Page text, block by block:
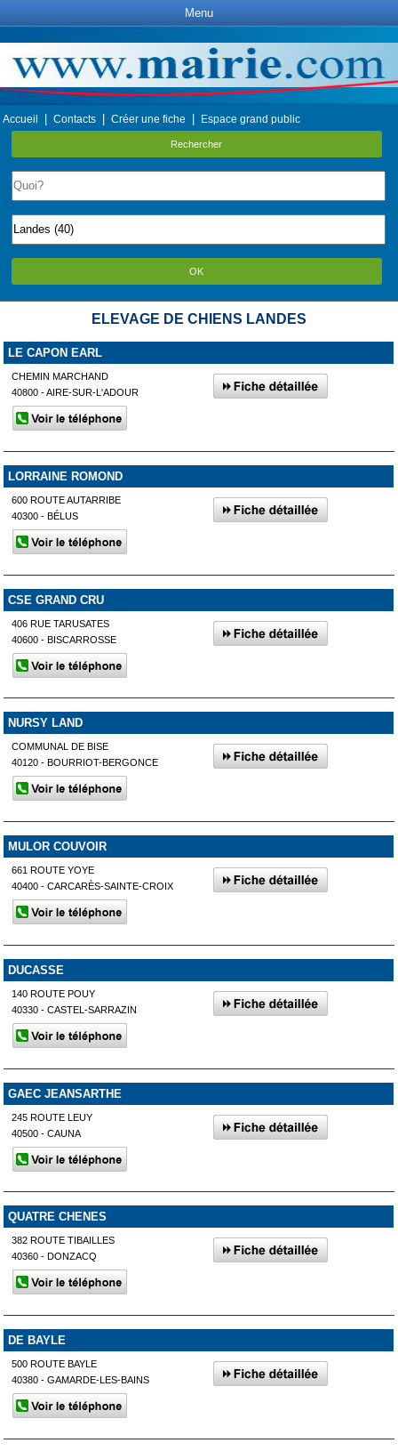
Menu
Accueil Contacts Créer une fiche Espace grand public
Rechercher
OK
ELEVAGE DE CHIENS LANDES
LE CAPON EARL
CHEMIN MARCHAND
40800 - AIRE-SUR-L'ADOUR
LORRAINE ROMOND
600 ROUTE AUTARRIBE
40300 - BÉLUS
CSE GRAND CRU
406 RUE TARUSATES
40600 - BISCARROSSE
NURSY LAND
COMMUNAL DE BISE
40120 - BOURRIOT-BERGONCE
MULOR COUVOIR
661 ROUTE YOYE
40400 - CARCARÈS-SAINTE-CROIX
DUCASSE
140 ROUTE POUY
40330 - CASTEL-SARRAZIN
GAEC JEANSARTHE
245 ROUTE LEUY
40500 - CAUNA
QUATRE CHENES
382 ROUTE TIBAILLES
40360 - DONZACQ
DE BAYLE
500 ROUTE BAYLE
40380 - GAMARDE-LES-BAINS